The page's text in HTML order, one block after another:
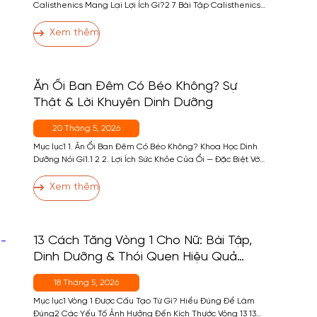
Calisthenics Mang Lại Lợi Ích Gì?2 7 Bài Tập Calisthenics
Pull-Up (Hít Xà)2.3 Bài 3 — Squat2.4 Bài 4 — Dip (Chống
Đẩy Xà Kép / Ghế)2.5 Bài 5 — Plank2.6 Bài 6 — […]
Xem thêm
Ăn Ổi Ban Đêm Có Béo Không? Sự
Thật & Lời Khuyên Dinh Dưỡng
20 Tháng 5, 2026
Mục lục1 1. Ăn Ổi Ban Đêm Có Béo Không? Khoa Học Dinh
Dưỡng Nói Gì1.1 2 2. Lợi Ích Sức Khỏe Của Ổi — Đặc Biệt Với
Điểm Phù Hợp4 4. Ai Không Nên Ăn Ổi Ban Đêm?5 5. Cách
Ăn […]
Xem thêm
13 Cách Tăng Vòng 1 Cho Nữ: Bài Tập,
Dinh Dưỡng & Thói Quen Hiệu Quả
Nhất
18 Tháng 5, 2026
Mục lục1 Vòng 1 Được Cấu Tạo Từ Gì? Hiểu Đúng Để Làm
Đúng2 Các Yếu Tố Ảnh Hưởng Đến Kích Thước Vòng 13 13